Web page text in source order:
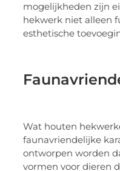
mogelijkheden zijn
hekwerk niet alleen
esthetische
Wat houten
faunavriendelijke
ontworpen worden
vormen voor dieren